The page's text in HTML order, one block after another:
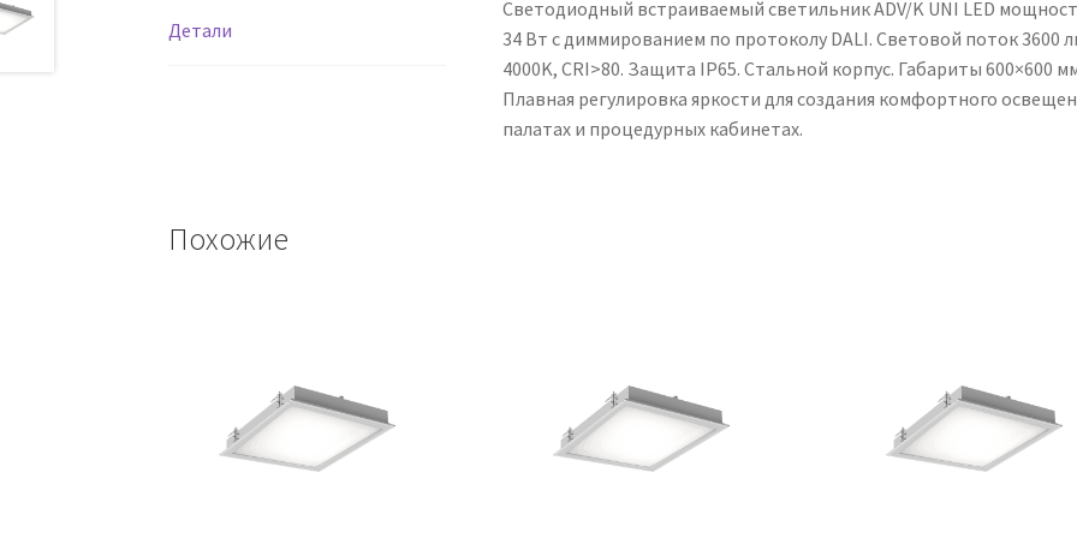
Детали
Светодиодный встраиваемый светильник ADV/K UNI LED
34 Вт с диммированием по протоколу DALI. Световой поток 3600
4000K, CRI>80. Защита IP65. Стальной корпус. Габариты 600×600
Плавная регулировка яркости для создания комфортного
палатах и процедурных кабинетах.
Похожие